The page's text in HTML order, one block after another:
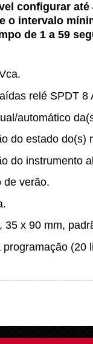
configurar
o intervalo
de 1 a 59
relé SPDT 8
automático
do estado do(s)
do instrumento
de verão.
35 x 90 mm,
(20